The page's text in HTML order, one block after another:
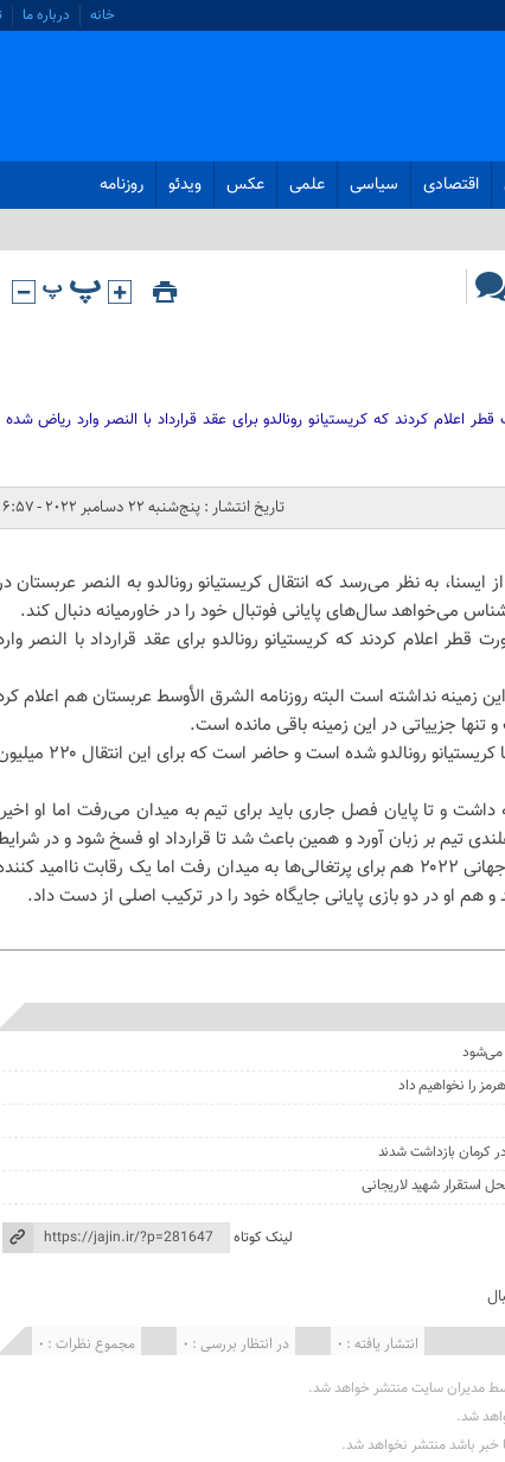
خانه درباره ما
اقتصادی سیاسی علمی عکس ویدئو روزنامه
اعلام کردند که کریستیانو رونالدو برای عقد قرارداد با النصر وارد ریاض شده
تاریخ انتشار : پنج‌شنبه 22 دسامبر 2022 - 6:57
ایسنا، به نظر می‌رسد که انتقال کریستیانو رونالدو به النصر عربستان
می‌خواهد سال‌های پایانی فوتبال خود را در خاورمیانه دنبال کند.
اعلام کردند که کریستیانو رونالدو برای عقد قرارداد با النصر
زمینه نداشته است البته روزنامه الشرق الأوسط عربستان هم اعلام
تنها جزییاتی در این زمینه باقی مانده است.
باشگاه النصر خواستار قرارداد سه ساله با کریستیانو رونالدو شده است و حاضر است که برای
داشت و تا پایان فصل جاری باید برای تیم به میدان می‌رفت اما او
تیم بر زبان آورد و همین باعث شد تا قرارداد او فسخ شود و در
کنونی بازیکن آزاد باشد. رونالدو در جام جهانی ۲۰۲۲ هم برای پرتغالی‌ها به میدان رفت اما یک رقابت ناامید
هم او در دو بازی پایانی جایگاه خود را در ترکیب اصلی از دست داد.
می‌شود
را نخواهیم داد
استقرار شهید لاریجانی
لینک کوتاه
مجموع نظرات : 0 در انتظار بررسی : 0 انتشار یافته : 0
مدیران سایت منتشر خواهد شد.
شد.
خبر باشد منتشر نخواهد شد.